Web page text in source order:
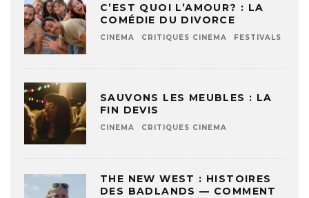
C’EST QUOI L’AMOUR? : LA
COMÉDIE DU DIVORCE
CINEMA CRITIQUES CINEMA FESTIVALS
SAUVONS LES MEUBLES : LA
FIN DEVIS
CINEMA CRITIQUES CINEMA
THE NEW WEST : HISTOIRES
DES BADLANDS — COMMENT